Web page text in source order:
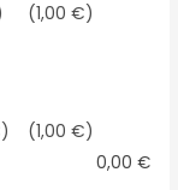
(1,00 €)
(1,00 €)
0,00 €